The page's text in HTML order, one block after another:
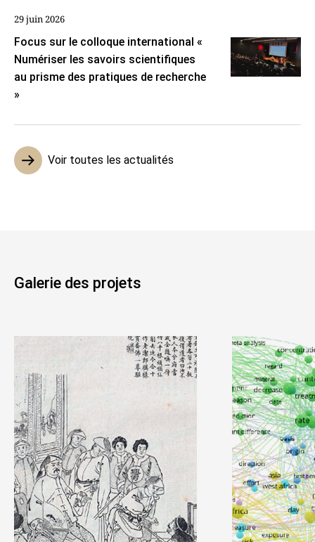
Voir toutes les actualités
29 juin 2026
Focus sur le colloque international «
Numériser les savoirs scientifiques
au prisme des pratiques de recherche
»
Galerie des projets